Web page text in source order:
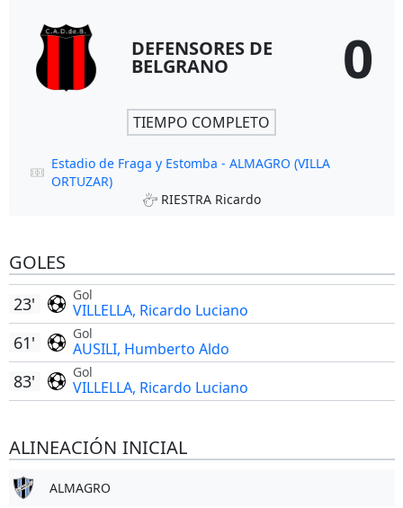
DEFENSORES DE
BELGRANO 0
TIEMPO COMPLETO
Estadio de Fraga y Estomba - ALMAGRO (VILLA
ORTUZAR)
RIESTRA Ricardo
GOLES
Gol
VILLELLA, Ricardo Luciano
23'
Gol
AUSILI, Humberto Aldo
61'
Gol
VILLELLA, Ricardo Luciano
83'
ALINEACIÓN INICIAL
ALMAGRO